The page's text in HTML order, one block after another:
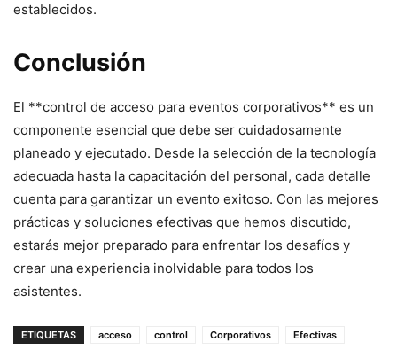
establecidos.
Conclusión
El **control de acceso para eventos corporativos** es un
componente esencial que debe ser cuidadosamente
planeado y ejecutado. Desde la selección de la tecnología
adecuada hasta la capacitación del personal, cada detalle
cuenta para garantizar un evento exitoso. Con las mejores
prácticas y soluciones efectivas que hemos discutido,
estarás mejor preparado para enfrentar los desafíos y
crear una experiencia inolvidable para todos los
asistentes.
ETIQUETAS acceso control Corporativos
Efectivas